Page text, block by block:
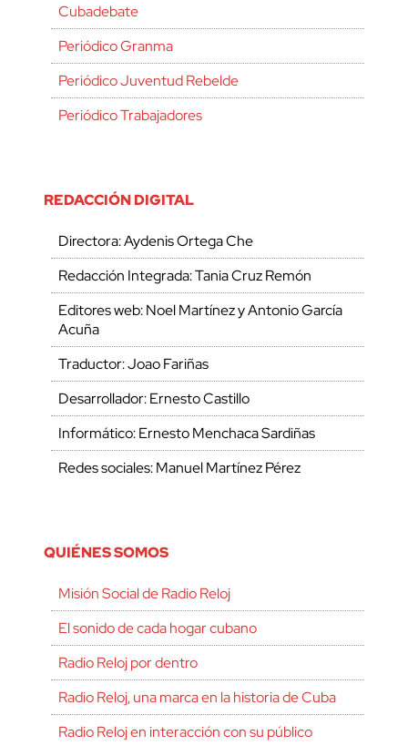
Cubadebate
Periódico Granma
Periódico Juventud Rebelde
Periódico Trabajadores
REDACCIÓN DIGITAL
Directora: Aydenis Ortega Che
Redacción Integrada: Tania Cruz Remón
Editores web: Noel Martínez y Antonio García
Acuña
Traductor: Joao Fariñas
Desarrollador: Ernesto Castillo
Informático: Ernesto Menchaca Sardiñas
Redes sociales: Manuel Martínez Pérez
QUIÉNES SOMOS
Misión Social de Radio Reloj
El sonido de cada hogar cubano
Radio Reloj por dentro
Radio Reloj, una marca en la historia de Cuba
Radio Reloj en interacción con su público